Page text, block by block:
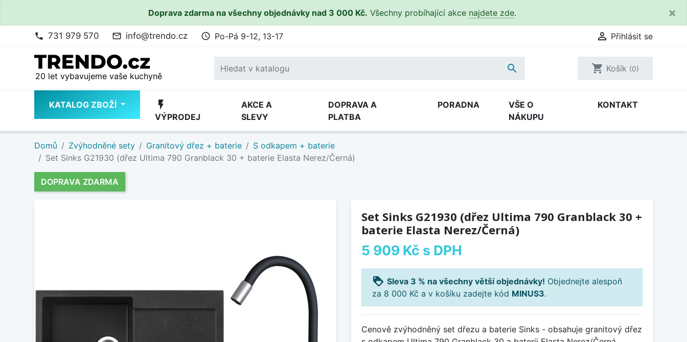
Doprava zdarma na všechny objednávky nad 3 000 Kč. Všechny probíhající akce najdete zde. ×
phone 731 979 570 mail_outline info@trendo.cz access_time Po-Pá 9-12, 13-17  Přihlásit se
20 let vybavujeme vaše kuchyně
 shopping_cart Košík (0)
KATALOG ZBOŽÍ flash_on
VÝPRODEJ
AKCE A
SLEVY
DOPRAVA A
PLATBA
PORADNA
VŠE O
NÁKUPU
KONTAKT
Domů Zvýhodněné sety Granitový dřez + baterie
S odkapem + baterie
Set Sinks G21930 (dřez Ultima 790 Granblack 30 + baterie Elasta Nerez/Černá)
DOPRAVA ZDARMA
Set Sinks G21930 (dřez Ultima 790 Granblack 30 +
baterie Elasta Nerez/Černá)
5 909 Kč s DPH
loyalty Sleva 3 % na všechny větší objednávky! Objednejte alespoň
za 8 000 Kč a v košíku zadejte kód MINUS3.
Cenově zvýhodněný set dřezu a baterie Sinks - obsahuje granitový dřez